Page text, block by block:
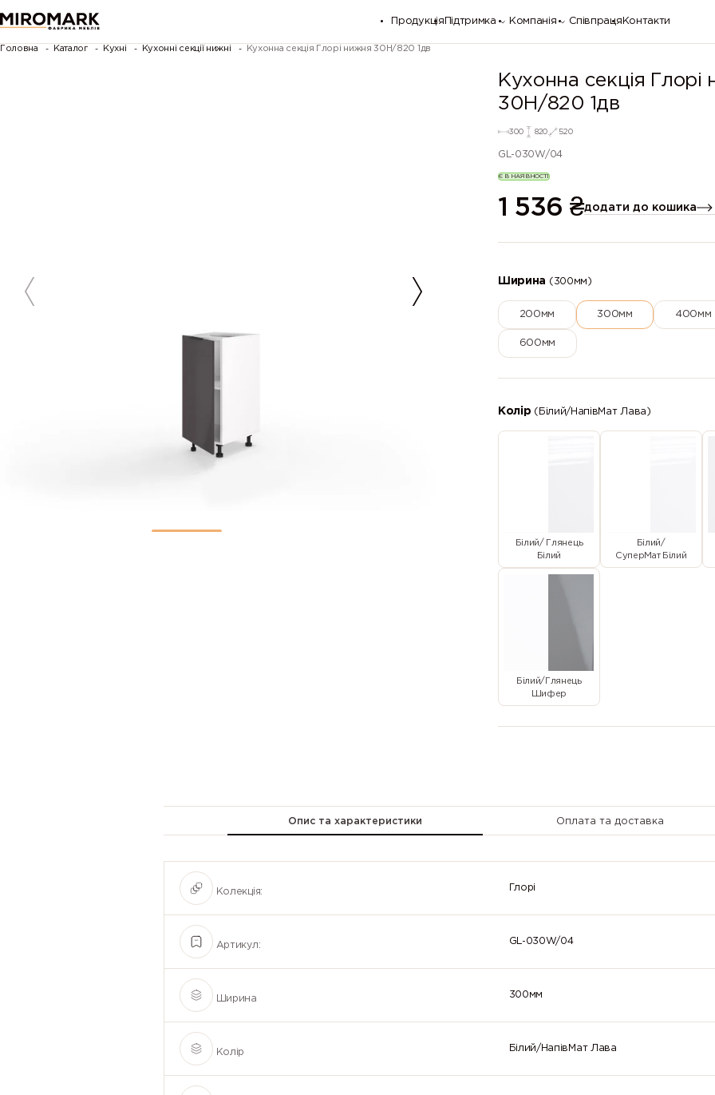
Продукція Підтримка Компанія Співпраця Контакти
Головна Каталог Кухні Кухонні секції нижні Кухонна секція Глорі нижня 30Н/820 1дв
Кухонна секція Глорі
30Н/820 1дв
300 820 520
GL-030W/04
Є В НАЯВНОСТІ
1 536 ₴додати до кошика
Ширина (300мм)
200мм 300мм 400мм
600мм
Колір (Білий/НапівМат Лава)
Білий/ Глянець
Білий
Білий/
СуперМат Білий
Білий/Глянець
Шифер
Опис та характеристики Оплата та доставка
Колекція: Глорі
Артикул: GL-030W/04
Ширина 300мм
Колір Білий/НапівМат Лава